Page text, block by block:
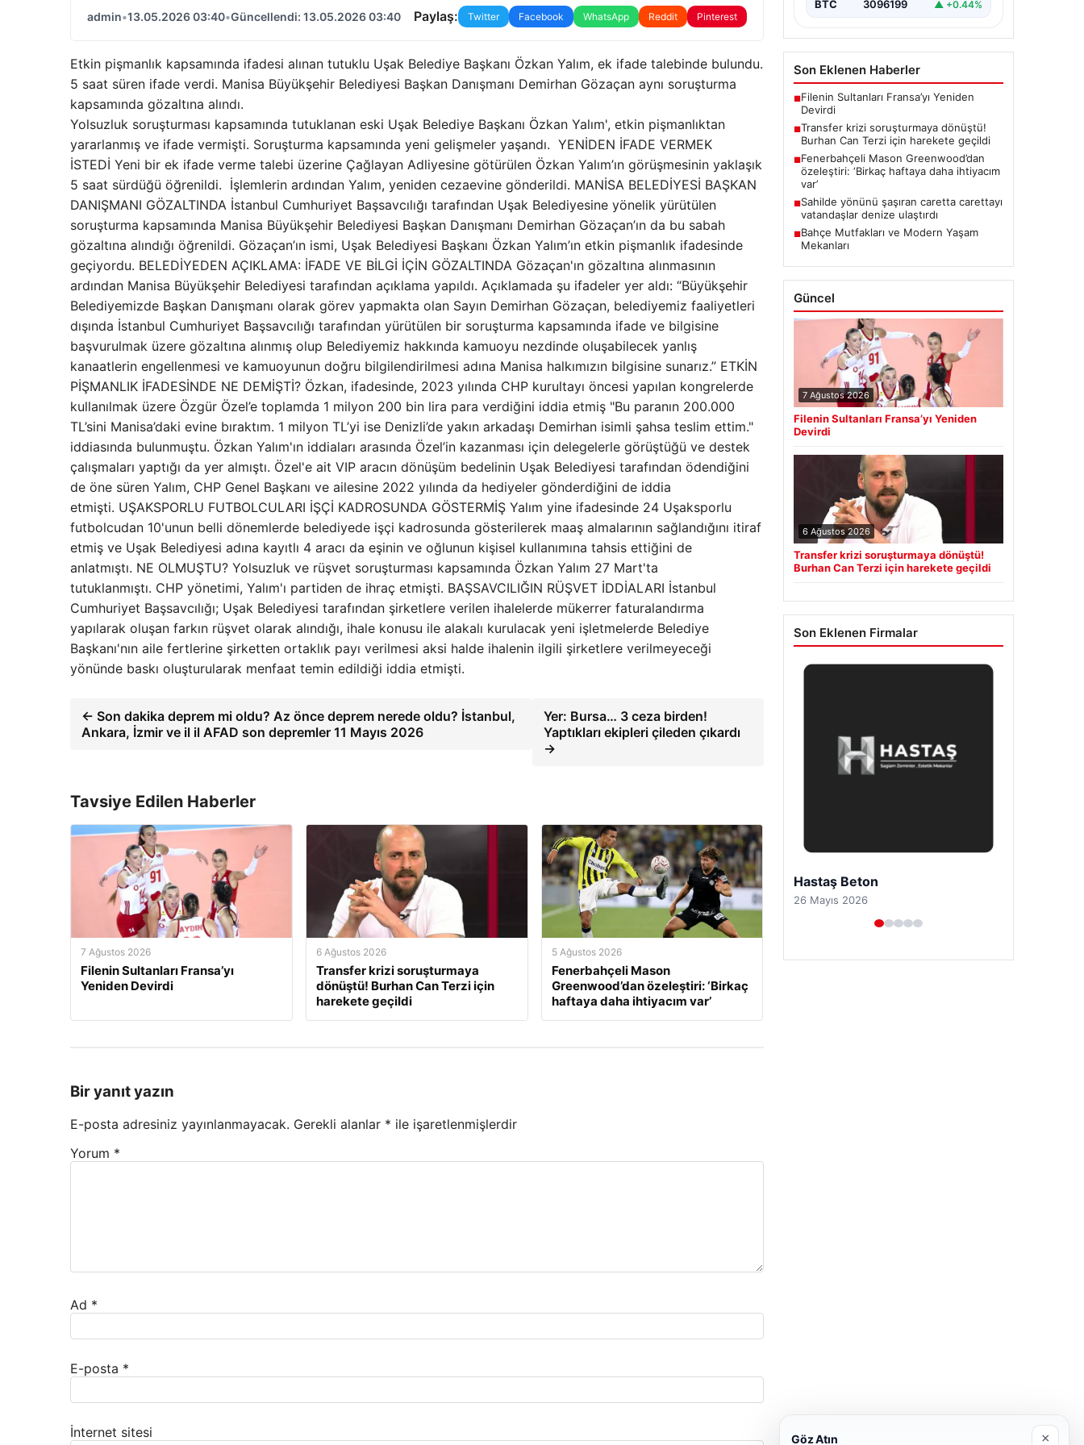
admin•13.05.2026 03:40•Güncellendi: 13.05.2026 03:40 Paylaş: Twitter Facebook WhatsApp Reddit Pinterest
Etkin pişmanlık kapsamında ifadesi alınan tutuklu Uşak Belediye Başkanı Özkan Yalım, ek ifade talebinde bulundu.
5 saat süren ifade verdi. Manisa Büyükşehir Belediyesi Başkan Danışmanı Demirhan Gözaçan aynı soruşturma
kapsamında gözaltına alındı.
Yolsuzluk soruşturması kapsamında tutuklanan eski Uşak Belediye Başkanı Özkan Yalım', etkin pişmanlıktan
yararlanmış ve ifade vermişti. Soruşturma kapsamında yeni gelişmeler yaşandı. YENİDEN İFADE VERMEK
İSTEDİ Yeni bir ek ifade verme talebi üzerine Çağlayan Adliyesine götürülen Özkan Yalım’ın görüşmesinin yaklaşık
5 saat sürdüğü öğrenildi. İşlemlerin ardından Yalım, yeniden cezaevine gönderildi. MANİSA BELEDİYESİ BAŞKAN
DANIŞMANI GÖZALTINDA İstanbul Cumhuriyet Başsavcılığı tarafından Uşak Belediyesine yönelik yürütülen
soruşturma kapsamında Manisa Büyükşehir Belediyesi Başkan Danışmanı Demirhan Gözaçan’ın da bu sabah
gözaltına alındığı öğrenildi. Gözaçan’ın ismi, Uşak Belediyesi Başkanı Özkan Yalım’ın etkin pişmanlık ifadesinde
geçiyordu. BELEDİYEDEN AÇIKLAMA: İFADE VE BİLGİ İÇİN GÖZALTINDA Gözaçan'ın gözaltına alınmasının
ardından Manisa Büyükşehir Belediyesi tarafından açıklama yapıldı. Açıklamada şu ifadeler yer aldı: “Büyükşehir
Belediyemizde Başkan Danışmanı olarak görev yapmakta olan Sayın Demirhan Gözaçan, belediyemiz faaliyetleri
dışında İstanbul Cumhuriyet Başsavcılığı tarafından yürütülen bir soruşturma kapsamında ifade ve bilgisine
başvurulmak üzere gözaltına alınmış olup Belediyemiz hakkında kamuoyu nezdinde oluşabilecek yanlış
kanaatlerin engellenmesi ve kamuoyunun doğru bilgilendirilmesi adına Manisa halkımızın bilgisine sunarız.” ETKİN
PİŞMANLIK İFADESİNDE NE DEMİŞTİ? Özkan, ifadesinde, 2023 yılında CHP kurultayı öncesi yapılan kongrelerde
kullanılmak üzere Özgür Özel’e toplamda 1 milyon 200 bin lira para verdiğini iddia etmiş "Bu paranın 200.000
TL’sini Manisa’daki evine bıraktım. 1 milyon TL’yi ise Denizli’de yakın arkadaşı Demirhan isimli şahsa teslim ettim."
iddiasında bulunmuştu. Özkan Yalım'ın iddiaları arasında Özel’in kazanması için delegelerle görüştüğü ve destek
çalışmaları yaptığı da yer almıştı. Özel'e ait VIP aracın dönüşüm bedelinin Uşak Belediyesi tarafından ödendiğini
de öne süren Yalım, CHP Genel Başkanı ve ailesine 2022 yılında da hediyeler gönderdiğini de iddia
etmişti. UŞAKSPORLU FUTBOLCULARI İŞÇİ KADROSUNDA GÖSTERMİŞ Yalım yine ifadesinde 24 Uşaksporlu
futbolcudan 10'unun belli dönemlerde belediyede işçi kadrosunda gösterilerek maaş almalarının sağlandığını itiraf
etmiş ve Uşak Belediyesi adına kayıtlı 4 aracı da eşinin ve oğlunun kişisel kullanımına tahsis ettiğini de
anlatmıştı. NE OLMUŞTU? Yolsuzluk ve rüşvet soruşturması kapsamında Özkan Yalım 27 Mart'ta
tutuklanmıştı. CHP yönetimi, Yalım'ı partiden de ihraç etmişti. BAŞSAVCILIĞIN RÜŞVET İDDİALARI İstanbul
Cumhuriyet Başsavcılığı; Uşak Belediyesi tarafından şirketlere verilen ihalelerde mükerrer faturalandırma
yapılarak oluşan farkın rüşvet olarak alındığı, ihale konusu ile alakalı kurulacak yeni işletmelerde Belediye
Başkanı'nın aile fertlerine şirketten ortaklık payı verilmesi aksi halde ihalenin ilgili şirketlere verilmeyeceği
yönünde baskı oluşturularak menfaat temin edildiği iddia etmişti.
← Son dakika deprem mi oldu? Az önce deprem nerede oldu? İstanbul,
Ankara, İzmir ve il il AFAD son depremler 11 Mayıs 2026
Yer: Bursa… 3 ceza birden!
Yaptıkları ekipleri çileden çıkardı
→
Tavsiye Edilen Haberler
7 Ağustos 2026
Filenin Sultanları Fransa’yı
Yeniden Devirdi
6 Ağustos 2026
Transfer krizi soruşturmaya
dönüştü! Burhan Can Terzi için
harekete geçildi
5 Ağustos 2026
Fenerbahçeli Mason
Greenwood’dan özeleştiri: ‘Birkaç
haftaya daha ihtiyacım var’
Bir yanıt yazın
E-posta adresiniz yayınlanmayacak. Gerekli alanlar * ile işaretlenmişlerdir
Yorum *
Ad *
E-posta *
İnternet sitesi
BTC 3096199 ▲ +0.44%
Son Eklenen Haberler
■Filenin Sultanları Fransa’yı Yeniden
Devirdi
■Transfer krizi soruşturmaya dönüştü!
Burhan Can Terzi için harekete geçildi
■Fenerbahçeli Mason Greenwood’dan
özeleştiri: ‘Birkaç haftaya daha ihtiyacım
var’
■Sahilde yönünü şaşıran caretta carettayı
vatandaşlar denize ulaştırdı
■Bahçe Mutfakları ve Modern Yaşam
Mekanları
Güncel
7 Ağustos 2026
Filenin Sultanları Fransa’yı Yeniden
Devirdi
6 Ağustos 2026
Transfer krizi soruşturmaya dönüştü!
Burhan Can Terzi için harekete geçildi
Son Eklenen Firmalar
Prenses Night Club
29 Nisan 2026
Göz Atın ×